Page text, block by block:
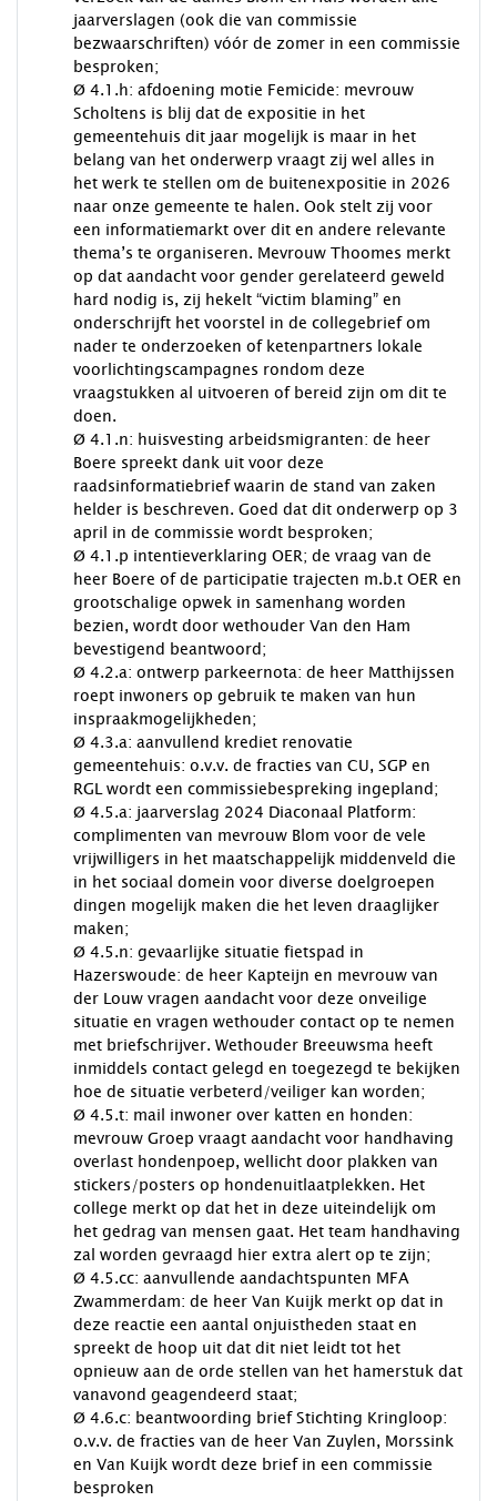
jaarverslagen (ook die van commissie
bezwaarschriften) vóór de zomer in een commissie
besproken;
Ø 4.1.h: afdoening motie Femicide: mevrouw
Scholtens is blij dat de expositie in het
gemeentehuis dit jaar mogelijk is maar in het
belang van het onderwerp vraagt zij wel alles in
het werk te stellen om de buitenexpositie in 2026
naar onze gemeente te halen. Ook stelt zij voor
een informatiemarkt over dit en andere relevante
thema’s te organiseren. Mevrouw Thoomes merkt
op dat aandacht voor gender gerelateerd geweld
hard nodig is, zij hekelt “victim blaming” en
onderschrijft het voorstel in de collegebrief om
nader te onderzoeken of ketenpartners lokale
voorlichtingscampagnes rondom deze
vraagstukken al uitvoeren of bereid zijn om dit te
doen.
Ø 4.1.n: huisvesting arbeidsmigranten: de heer
Boere spreekt dank uit voor deze
raadsinformatiebrief waarin de stand van zaken
helder is beschreven. Goed dat dit onderwerp op 3
april in de commissie wordt besproken;
Ø 4.1.p intentieverklaring OER; de vraag van de
heer Boere of de participatie trajecten m.b.t OER en
grootschalige opwek in samenhang worden
bezien, wordt door wethouder Van den Ham
bevestigend beantwoord;
Ø 4.2.a: ontwerp parkeernota: de heer Matthijssen
roept inwoners op gebruik te maken van hun
inspraakmogelijkheden;
Ø 4.3.a: aanvullend krediet renovatie
gemeentehuis: o.v.v. de fracties van CU, SGP en
RGL wordt een commissiebespreking ingepland;
Ø 4.5.a: jaarverslag 2024 Diaconaal Platform:
complimenten van mevrouw Blom voor de vele
vrijwilligers in het maatschappelijk middenveld die
in het sociaal domein voor diverse doelgroepen
dingen mogelijk maken die het leven draaglijker
maken;
Ø 4.5.n: gevaarlijke situatie fietspad in
Hazerswoude: de heer Kapteijn en mevrouw van
der Louw vragen aandacht voor deze onveilige
situatie en vragen wethouder contact op te nemen
met briefschrijver. Wethouder Breeuwsma heeft
inmiddels contact gelegd en toegezegd te bekijken
hoe de situatie verbeterd/veiliger kan worden;
Ø 4.5.t: mail inwoner over katten en honden:
mevrouw Groep vraagt aandacht voor handhaving
overlast hondenpoep, wellicht door plakken van
stickers/posters op hondenuitlaatplekken. Het
college merkt op dat het in deze uiteindelijk om
het gedrag van mensen gaat. Het team handhaving
zal worden gevraagd hier extra alert op te zijn;
Ø 4.5.cc: aanvullende aandachtspunten MFA
Zwammerdam: de heer Van Kuijk merkt op dat in
deze reactie een aantal onjuistheden staat en
spreekt de hoop uit dat dit niet leidt tot het
opnieuw aan de orde stellen van het hamerstuk dat
vanavond geagendeerd staat;
Ø 4.6.c: beantwoording brief Stichting Kringloop:
o.v.v. de fracties van de heer Van Zuylen, Morssink
en Van Kuijk wordt deze brief in een commissie
besproken